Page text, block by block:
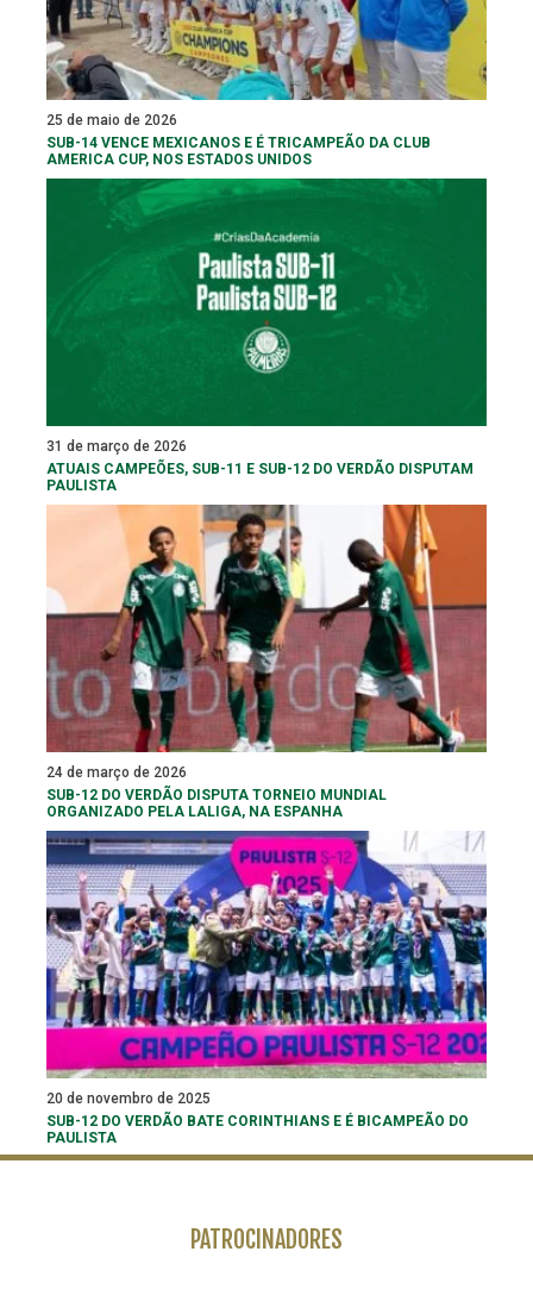
25 de maio de 2026
SUB-14 VENCE MEXICANOS E É TRICAMPEÃO DA CLUB
AMERICA CUP, NOS ESTADOS UNIDOS
31 de março de 2026
ATUAIS CAMPEÕES, SUB-11 E SUB-12 DO VERDÃO DISPUTAM
PAULISTA
24 de março de 2026
SUB-12 DO VERDÃO DISPUTA TORNEIO MUNDIAL
ORGANIZADO PELA LALIGA, NA ESPANHA
20 de novembro de 2025
SUB-12 DO VERDÃO BATE CORINTHIANS E É BICAMPEÃO DO
PAULISTA
PATROCINADORES